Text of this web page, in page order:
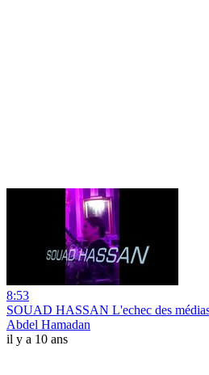
8:53
SOUAD HASSAN L'echec des
Abdel Hamadan
il y a 10 ans